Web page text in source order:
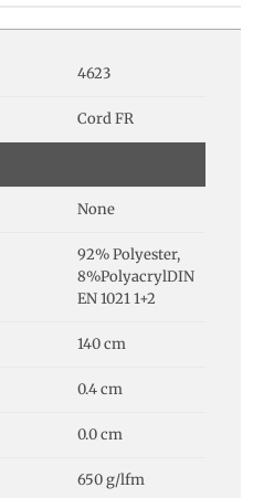
4623
Cord FR
None
92% Polyester,
8%PolyacrylDIN
EN 1021 1+2
140 cm
0.4 cm
0.0 cm
650 g/lfm